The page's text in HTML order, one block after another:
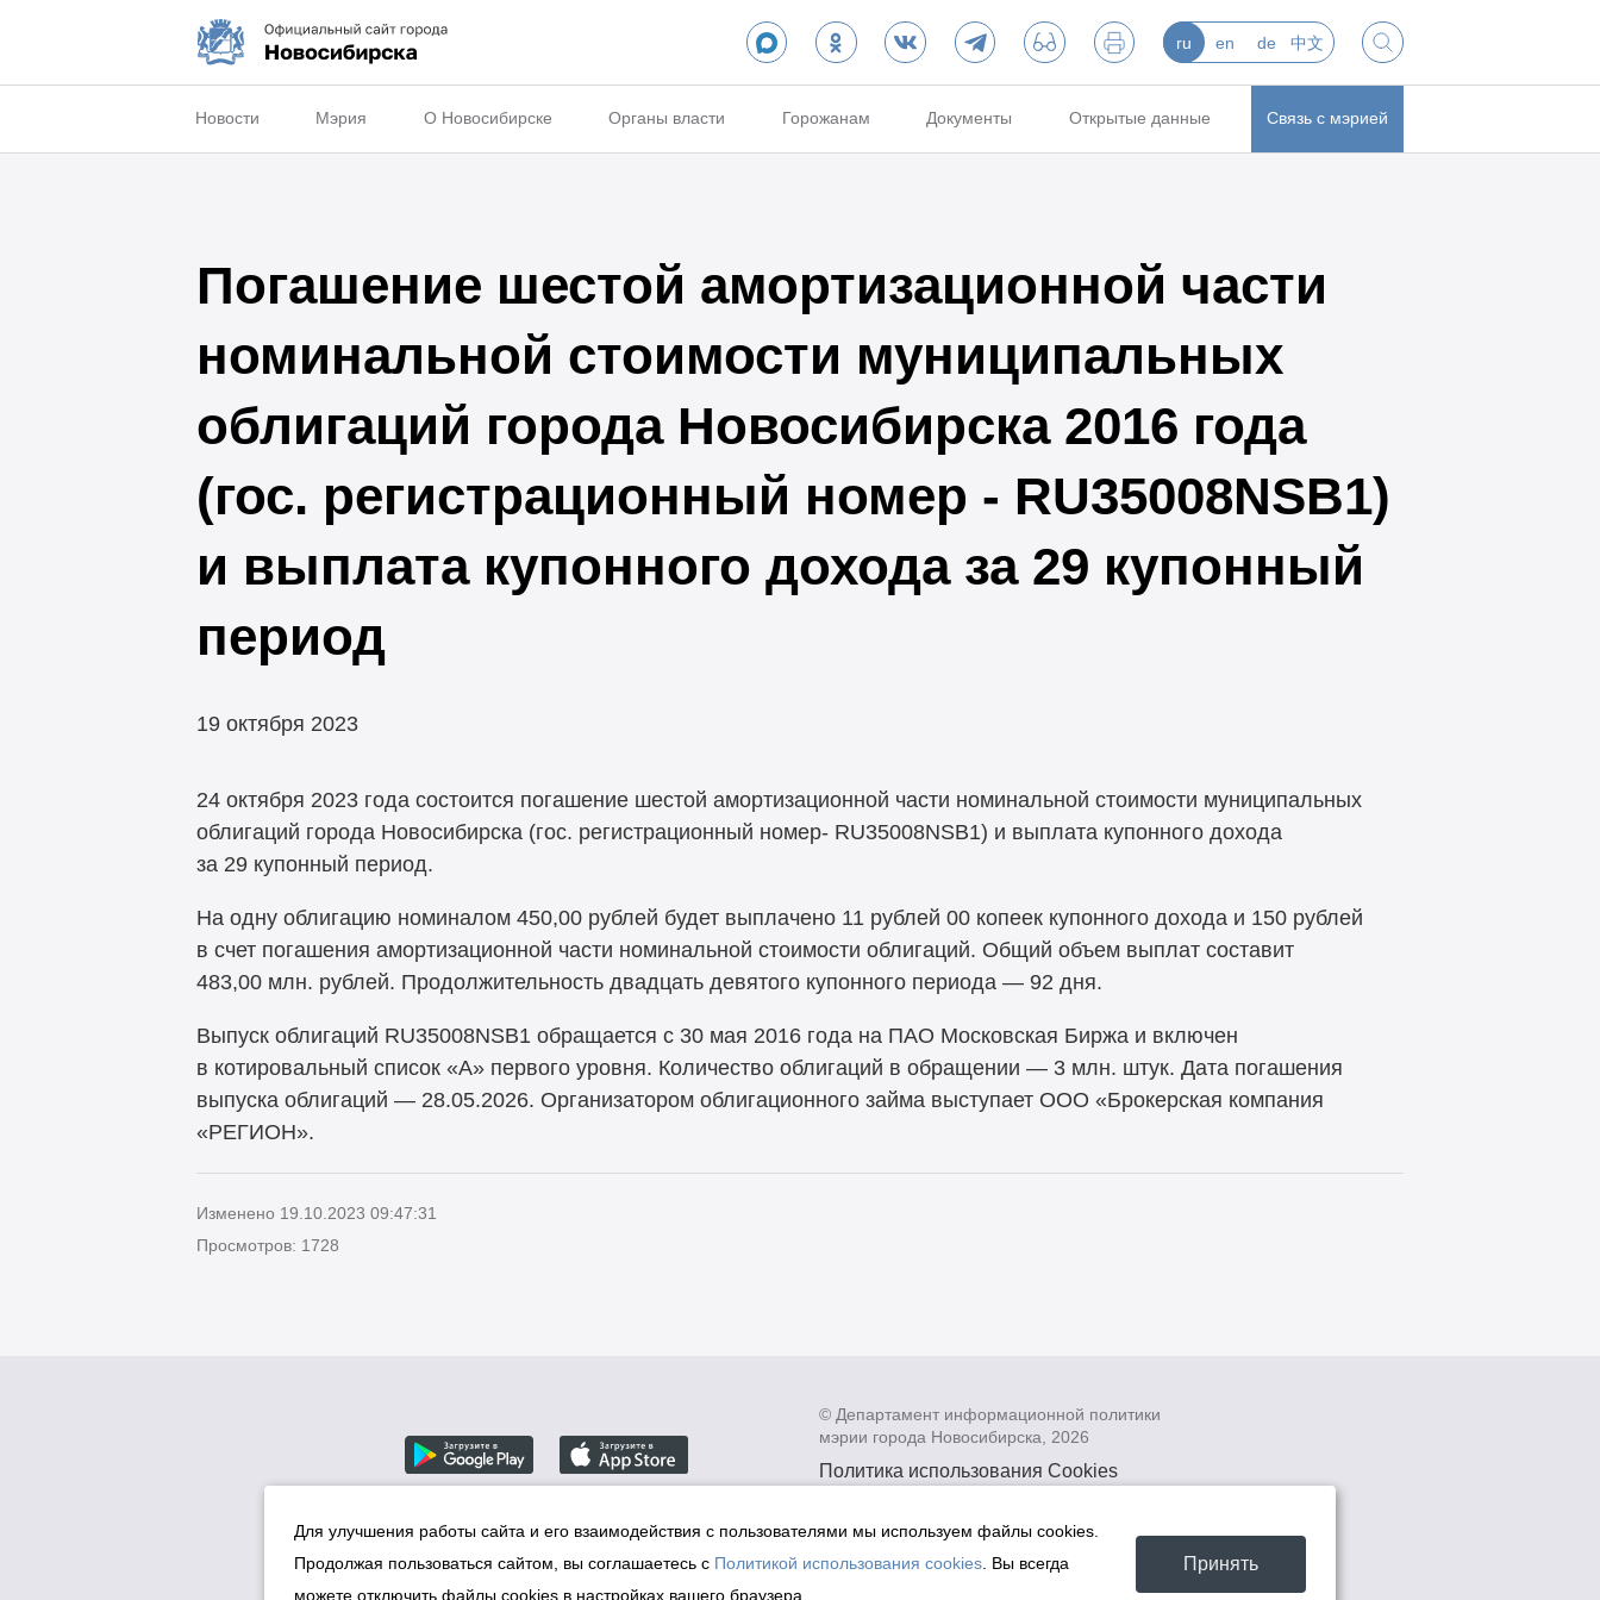
ru en de 中文
Новости Мэрия О Новосибирске Органы власти Горожанам Документы Открытые данные Связь с мэрией
Погашение шестой амортизационной части
номинальной стоимости муниципальных
облигаций города Новосибирска 2016 года
(гос. регистрационный номер - RU35008NSB1)
и выплата купонного дохода за 29 купонный
период
19 октября 2023
24 октября 2023 года состоится погашение шестой амортизационной части номинальной стоимости муниципальных
облигаций города Новосибирска (гос. регистрационный номер- RU35008NSB1) и выплата купонного дохода
за 29 купонный период.
На одну облигацию номиналом 450,00 рублей будет выплачено 11 рублей 00 копеек купонного дохода и 150 рублей
в счет погашения амортизационной части номинальной стоимости облигаций. Общий объем выплат составит
483,00 млн. рублей. Продолжительность двадцать девятого купонного периода — 92 дня.
Выпуск облигаций RU35008NSB1 обращается с 30 мая 2016 года на ПАО Московская Биржа и включен
в котировальный список «А» первого уровня. Количество облигаций в обращении — 3 млн. штук. Дата погашения
выпуска облигаций — 28.05.2026. Организатором облигационного займа выступает ООО «Брокерская компания
«РЕГИОН».
Изменено 19.10.2023 09:47:31
Просмотров: 1728
© Департамент информационной политики
мэрии города Новосибирска, 2026
Политика использования Cookies
данных в информационных системах
мэрии города Новосибирска
Техническая поддержка сайта -
Для улучшения работы сайта и его взаимодействия с пользователями мы используем файлы cookies.
Продолжая пользоваться сайтом, вы соглашаетесь с Политикой использования cookies . Вы всегда
можете отключить файлы cookies в настройках вашего браузера
Принять